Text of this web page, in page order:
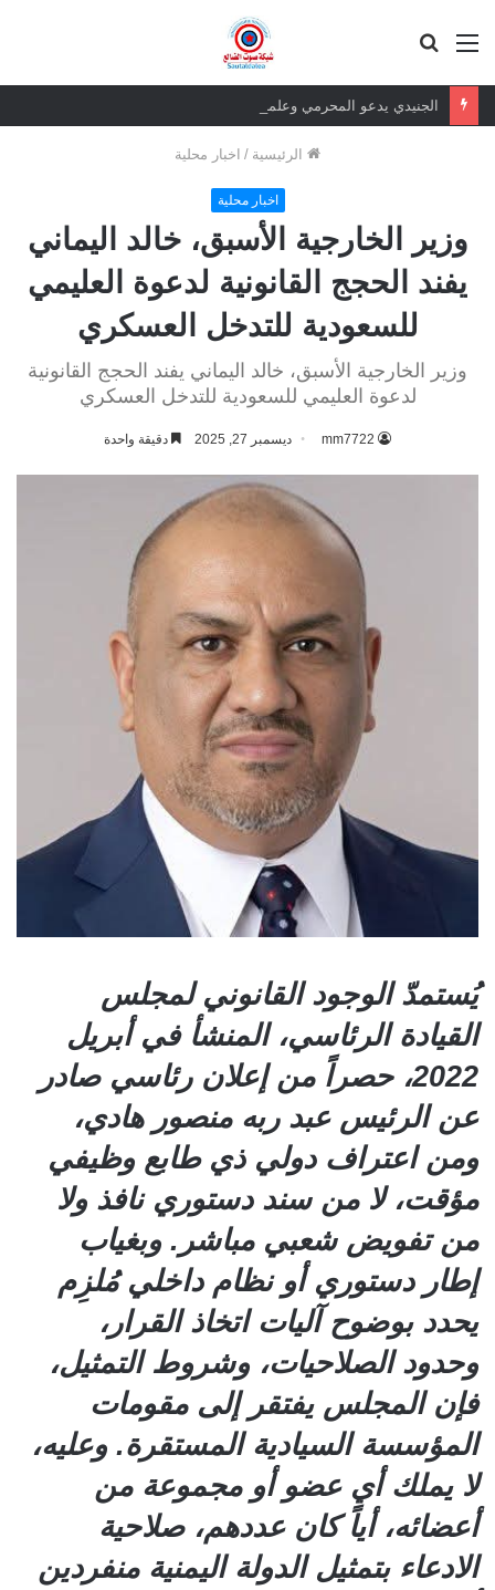
القائمة
الرئيسية / اخبار محلية
اخبار محلية
وزير الخارجية الأسبق، خالد اليماني
يفند الحجج القانونية لدعوة العليمي
للسعودية للتدخل العسكري
وزير الخارجية الأسبق، خالد اليماني يفند الحجج القانونية
لدعوة العليمي للسعودية للتدخل العسكري
mm7722 ديسمبر 27, 2025 دقيقة واحدة
يُستمدّ الوجود القانوني لمجلس
القيادة الرئاسي، المنشأ في أبريل
2022، حصراً من إعلان رئاسي صادر
عن الرئيس عبد ربه منصور هادي،
ومن اعتراف دولي ذي طابع وظيفي
مؤقت، لا من سند دستوري نافذ ولا
من تفويض شعبي مباشر. وبغياب
إطار دستوري أو نظام داخلي مُلزِم
يحدد بوضوح آليات اتخاذ القرار،
وحدود الصلاحيات، وشروط التمثيل،
فإن المجلس يفتقر إلى مقومات
المؤسسة السيادية المستقرة. وعليه،
لا يملك أي عضو أو مجموعة من
أعضائه، أياً كان عددهم، صلاحية
الادعاء بتمثيل الدولة اليمنية منفردين